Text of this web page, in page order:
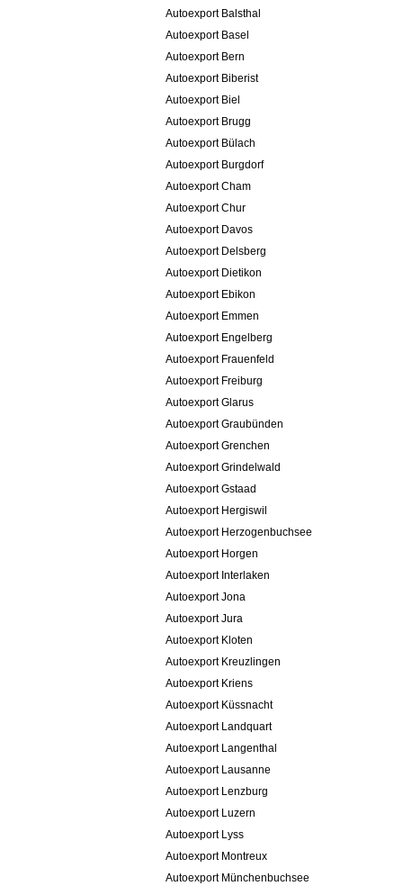
Autoexport Balsthal
Autoexport Basel
Autoexport Bern
Autoexport Biberist
Autoexport Biel
Autoexport Brugg
Autoexport Bülach
Autoexport Burgdorf
Autoexport Cham
Autoexport Chur
Autoexport Davos
Autoexport Delsberg
Autoexport Dietikon
Autoexport Ebikon
Autoexport Emmen
Autoexport Engelberg
Autoexport Frauenfeld
Autoexport Freiburg
Autoexport Glarus
Autoexport Graubünden
Autoexport Grenchen
Autoexport Grindelwald
Autoexport Gstaad
Autoexport Hergiswil
Autoexport Herzogenbuchsee
Autoexport Horgen
Autoexport Interlaken
Autoexport Jona
Autoexport Jura
Autoexport Kloten
Autoexport Kreuzlingen
Autoexport Kriens
Autoexport Küssnacht
Autoexport Landquart
Autoexport Langenthal
Autoexport Lausanne
Autoexport Lenzburg
Autoexport Luzern
Autoexport Lyss
Autoexport Montreux
Autoexport Münchenbuchsee